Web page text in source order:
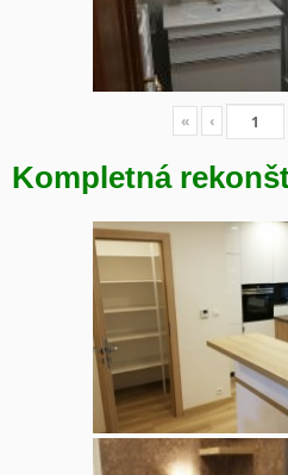
« ‹
Kompletná